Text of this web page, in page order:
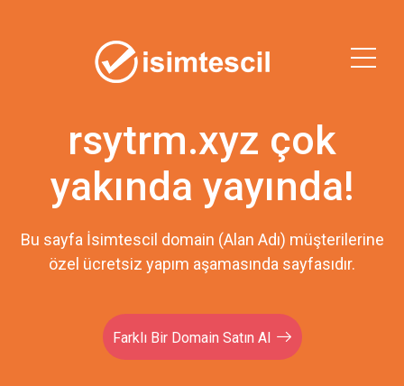
rsytrm.xyz çok
yakında yayında!
Bu sayfa İsimtescil domain (Alan Adı) müşterilerine
özel ücretsiz yapım aşamasında sayfasıdır.
Farklı Bir Domain Satın Al